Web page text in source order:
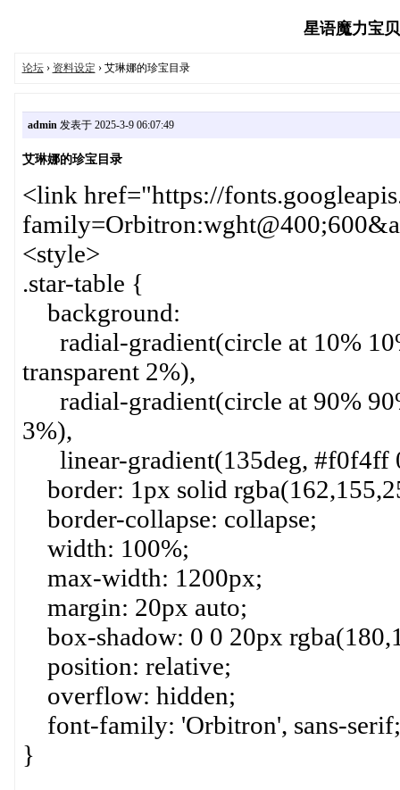
星语魔力宝
论坛› 资料设定 › 艾琳娜的珍宝目录
admin发表于 2025-3-9 06:07:49
艾琳娜的珍宝目录
<link href="https://
<style>
.star-table {
background:
radial-gradient(circle at 10%
transparent 2%),
radial-gradient(circle at 90%
3%),
linear-gradient(135deg, #f0f4ff
border: 1px solid
border-collapse: collapse;
width: 100%;
max-width: 1200px;
margin: 20px auto;
box-shadow: 0 0 20px
position: relative;
overflow: hidden;
font-family: 'Orbitron', sans-serif;
}